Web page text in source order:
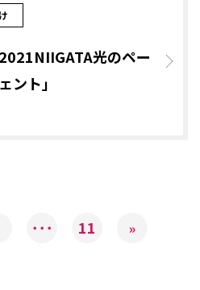
2021NIIGATA光のペー
ント」
･･･ 11 »